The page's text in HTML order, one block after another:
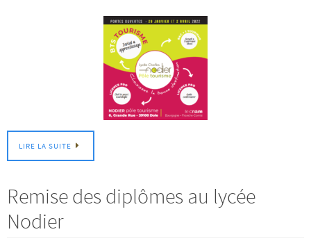
LIRE LA SUITE
Remise des diplômes au lycée
Nodier